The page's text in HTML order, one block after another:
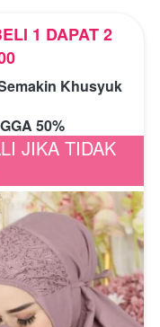
1 DAPAT 2
Khusyuk
50%
JIKA TIDAK